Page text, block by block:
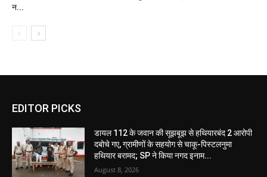
न...
EDITOR PICKS
डायल 112 के जवान की सूझबूझ से हथियारबंद 2 आरोपी
दबोचे गए, ग्रामीणों के सहयोग से चाकू-पिस्टलनुमा
हथियार बरामद; SP ने किया नगद इनाम...
August 8, 2026